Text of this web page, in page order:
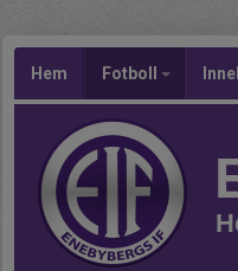
Hem Fotboll